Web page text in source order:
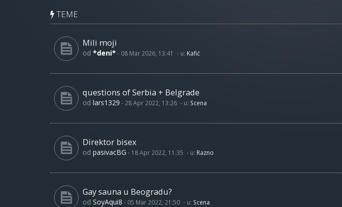
TEME
Mili moji
od *deni* - 08 Mar 2026, 13:41 - u: Kafić
questions of Serbia + Belgrade
od lars1329 - 28 Apr 2022, 13:26 - u: Scena
Direktor bisex
od pasivacBG - 18 Apr 2022, 11:35 - u: Razno
Gay sauna u Beogradu?
od SoyAqui8 - 05 Mar 2022, 21:50 - u: Scena